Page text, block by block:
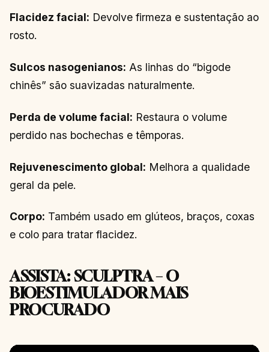
Flacidez facial: Devolve firmeza e sustentação ao
rosto.
Sulcos nasogenianos: As linhas do “bigode
chinês” são suavizadas naturalmente.
Perda de volume facial: Restaura o volume
perdido nas bochechas e têmporas.
Rejuvenescimento global: Melhora a qualidade
geral da pele.
Corpo: Também usado em glúteos, braços, coxas
e colo para tratar flacidez.
ASSISTA: SCULPTRA – O
BIOESTIMULADOR MAIS
PROCURADO